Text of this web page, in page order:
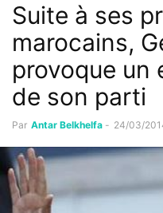
Suite à ses
marocains,
provoque un
de son parti
Par Antar Belkhelfa - 24/03/